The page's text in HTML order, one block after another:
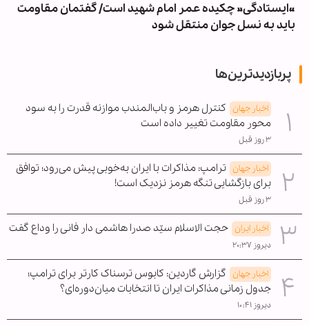
«ایستادگی» چکیده عمر امام شهید است/ گفتمان مقاومت
باید به نسل جوان منتقل شود
پربازدیدترین‌ها
اخبار جهان کنترل هرمز و باب‌المندب موازنه قدرت را به سود
محور مقاومت تغییر داده است
۳ روز قبل
اخبار جهان ترامپ: مذاکرات با ایران به‌خوبی پیش می‌رود؛ توافق
برای بازگشایی تنگه هرمز نزدیک است!
۳ روز قبل
اخبار ایران حجت الاسلام سیّد صدرا هاشمی دار فانی را وداع گفت
دیروز ۲۰:۳۷
اخبار جهان گزارش گاردین: کابوس ترسناک کارتر برای ترامپ؛
جدول زمانی مذاکرات ایران تا انتخابات میان‌دوره‌ای؟
دیروز ۱۰:۴۱